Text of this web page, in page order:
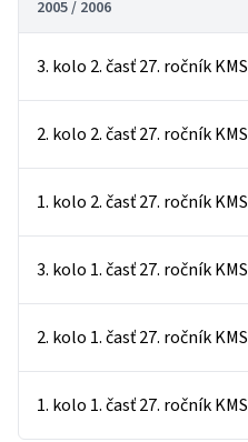
2005 / 2006
3. kolo 2. časť 27. ročník KMS
2. kolo 2. časť 27. ročník KMS
1. kolo 2. časť 27. ročník KMS
3. kolo 1. časť 27. ročník KMS
2. kolo 1. časť 27. ročník KMS
1. kolo 1. časť 27. ročník KMS